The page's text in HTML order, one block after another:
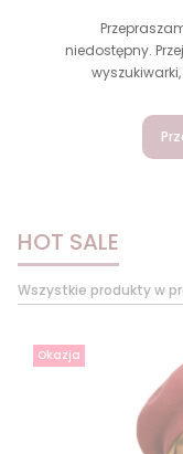
niedostępny.
HOT SALE
Wszystkie produkty w
Okazja